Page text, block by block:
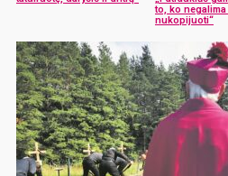
to, ko
nukopijuoti“